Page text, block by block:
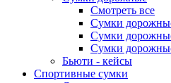
Смотреть все
Сумки
Сумки
Сумки
Бьюти - кейсы
Спортивные сумки